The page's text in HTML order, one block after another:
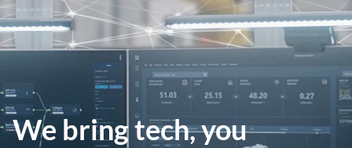
We bring tech, you